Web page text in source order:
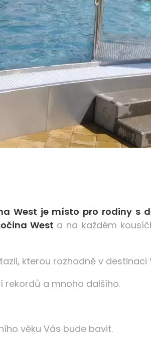
West je místo pro rodiny s
West a na každém
kterou rozhodně v destinaci
rekordů a mnoho dalšího.
věku Vás bude bavit.